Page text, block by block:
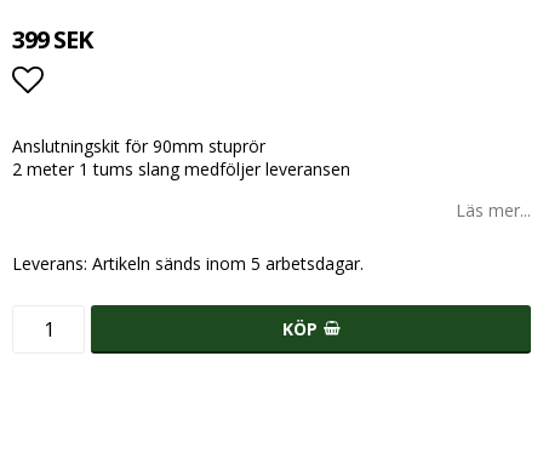
399 SEK
Anslutningskit för 90mm stuprör
2 meter 1 tums slang medföljer leveransen
Läs mer...
Leverans: Artikeln sänds inom 5 arbetsdagar.
KÖP